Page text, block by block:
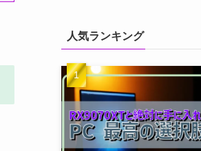
人気ランキング